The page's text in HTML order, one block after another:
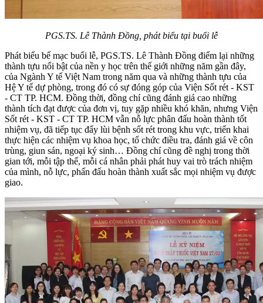
PGS.TS. Lê Thành Đồng, phát biểu tại buổi lễ
Phát biểu bế mạc buổi lễ, PGS.TS. Lê Thành Đồng điểm lại những
thành tựu nổi bật của nền y học trên thế giới những năm gần đây,
của Ngành Y tế Việt Nam trong năm qua và những thành tựu của
Hệ Y tế dự phòng, trong đó có sự đóng góp của Viện Sốt rét - KST
- CT TP. HCM. Đồng thời, đồng chí cũng đánh giá cao những
thành tích đạt được của đơn vị, tuy gặp nhiều khó khăn, nhưng Viện
Sốt rét - KST - CT TP. HCM vẫn nỗ lực phân đấu hoàn thành tốt
nhiệm vụ, đã tiếp tục đẩy lùi bệnh sốt rét trong khu vực, triển khai
thực hiện các nhiệm vụ khoa học, tổ chức điều tra, đánh giá về côn
trùng, giun sán, ngoại ký sinh… Đồng chí cũng đề nghị trong thời
gian tới, mỗi tập thể, mỗi cá nhân phải phát huy vai trò trách nhiệm
của mình, nỗ lực, phấn đấu hoàn thành xuất sắc mọi nhiệm vụ được
giao.